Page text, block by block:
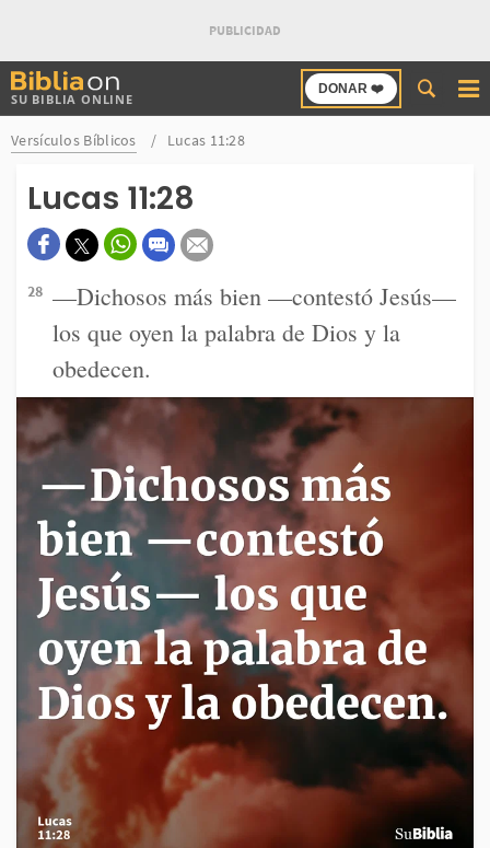
SU BIBLIA ONLINE
DONAR ❤️
Buscar
en
Bibliaon
Versículos Bíblicos Lucas 11:28
Lucas 11:28
28 —Dichosos más bien —contestó Jesús—
los que oyen la palabra de Dios y la
obedecen.